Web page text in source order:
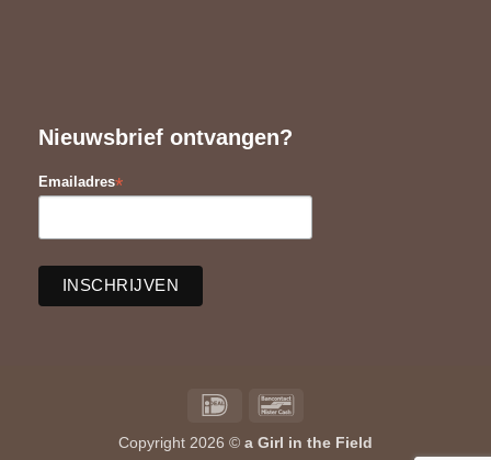
Nieuwsbrief ontvangen?
Emailadres*
IDeal
Copyright 2026 © a Girl in the Field